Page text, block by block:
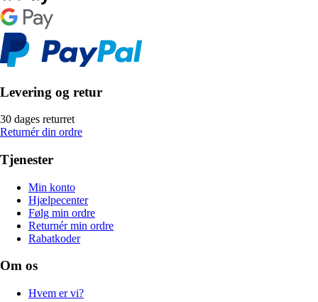
Levering og retur
30 dages returret
Returnér din ordre
Tjenester
Min konto
Hjælpecenter
Følg min ordre
Returnér min ordre
Rabatkoder
Om os
Hvem er vi?